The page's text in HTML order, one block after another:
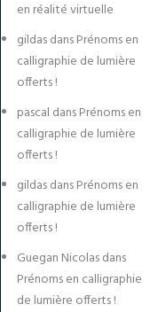
en réalité virtuelle
gildasdansPrénoms en
calligraphie de lumière
offerts !
pascal dansPrénoms en
calligraphie de lumière
offerts !
gildasdansPrénoms en
calligraphie de lumière
offerts !
Guegan Nicolasdans
Prénoms en calligraphie
de lumière offerts !